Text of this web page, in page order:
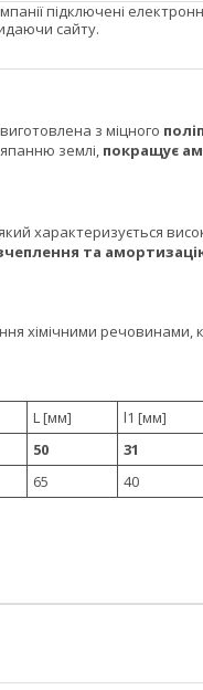
підключені
сайту.
​​з міцного
землі, покращує
характеризується
та
хімічними
L [мм] l1 [мм]
50 31
65 40